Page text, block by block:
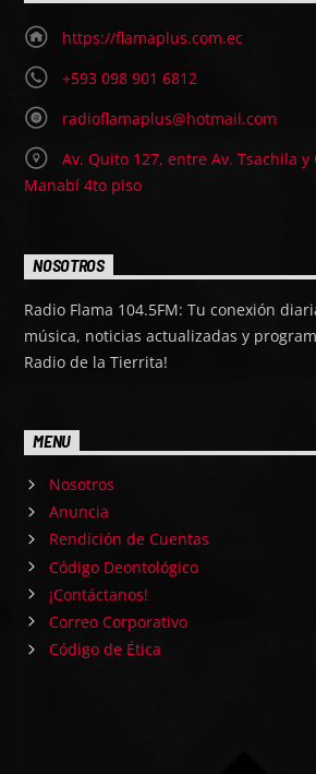
https://flamaplus.com.ec
+593 098 901 6812
radioflamaplus@hotmail.com
Av. Quito 127, entre Av. Tsachila y
Manabí 4to piso
NOSOTROS
Radio Flama 104.5FM: Tu conexión
música, noticias actualizadas y
Radio de la Tierrita!
MENU
Nosotros
Anuncia
Rendición de Cuentas
Código Deontológico
¡Contáctanos!
Correo Corporativo
Código de Ética